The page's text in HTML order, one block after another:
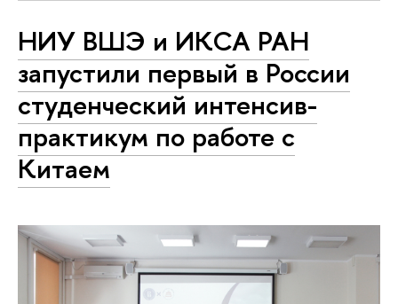
НИУ ВШЭ и ИКСА РАН
запустили первый в России
студенческий интенсив-
практикум по работе с
Китаем